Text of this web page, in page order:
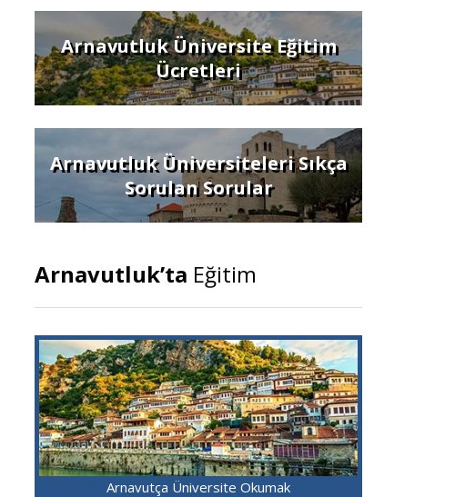
Arnavutluk Üniversite Eğitim
Ücretleri
Arnavutluk Üniversiteleri Sıkça
Sorulan Sorular
Arnavutluk’ta Eğitim
Arnavutça Üniversite Okumak